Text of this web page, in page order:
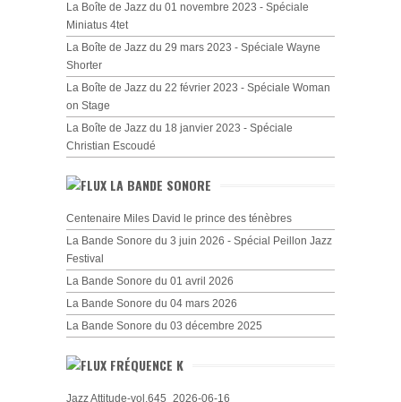
La Boîte de Jazz du 01 novembre 2023 - Spéciale
Miniatus 4tet
La Boîte de Jazz du 29 mars 2023 - Spéciale Wayne
Shorter
La Boîte de Jazz du 22 février 2023 - Spéciale Woman
on Stage
La Boîte de Jazz du 18 janvier 2023 - Spéciale
Christian Escoudé
LA BANDE SONORE
Centenaire Miles David le prince des ténèbres
La Bande Sonore du 3 juin 2026 - Spécial Peillon Jazz
Festival
La Bande Sonore du 01 avril 2026
La Bande Sonore du 04 mars 2026
La Bande Sonore du 03 décembre 2025
FRÉQUENCE K
Jazz Attitude-vol.645_2026-06-16